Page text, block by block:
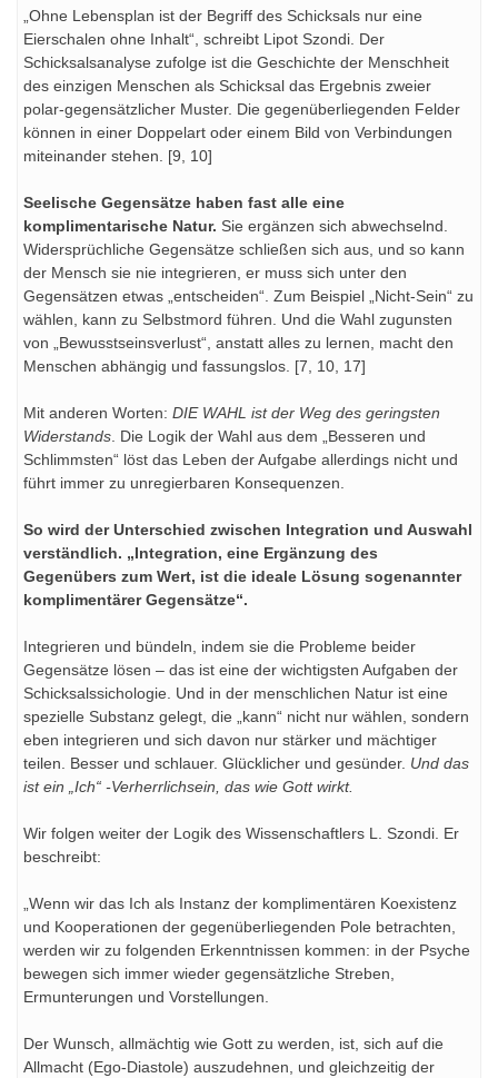
„Ohne Lebensplan ist der Begriff des Schicksals nur eine
Eierschalen ohne Inhalt“, schreibt Lipot Szondi. Der
Schicksalsanalyse zufolge ist die Geschichte der Menschheit
des einzigen Menschen als Schicksal das Ergebnis zweier
polar-gegensätzlicher Muster. Die gegenüberliegenden Felder
können in einer Doppelart oder einem Bild von Verbindungen
miteinander stehen. [9, 10]
Seelische Gegensätze haben fast alle eine
komplimentarische Natur. Sie ergänzen sich abwechselnd.
Widersprüchliche Gegensätze schließen sich aus, und so kann
der Mensch sie nie integrieren, er muss sich unter den
Gegensätzen etwas „entscheiden“. Zum Beispiel „Nicht-Sein“ zu
wählen, kann zu Selbstmord führen. Und die Wahl zugunsten
von „Bewusstseinsverlust“, anstatt alles zu lernen, macht den
Menschen abhängig und fassungslos. [7, 10, 17]
Mit anderen Worten: DIE WAHL ist der Weg des geringsten
Widerstands. Die Logik der Wahl aus dem „Besseren und
Schlimmsten“ löst das Leben der Aufgabe allerdings nicht und
führt immer zu unregierbaren Konsequenzen.
So wird der Unterschied zwischen Integration und Auswahl
verständlich. „Integration, eine Ergänzung des
Gegenübers zum Wert, ist die ideale Lösung sogenannter
komplimentärer Gegensätze“.
Integrieren und bündeln, indem sie die Probleme beider
Gegensätze lösen – das ist eine der wichtigsten Aufgaben der
Schicksalssichologie. Und in der menschlichen Natur ist eine
spezielle Substanz gelegt, die „kann“ nicht nur wählen, sondern
eben integrieren und sich davon nur stärker und mächtiger
teilen. Besser und schlauer. Glücklicher und gesünder. Und das
ist ein „Ich“ -Verherrlichsein, das wie Gott wirkt.
Wir folgen weiter der Logik des Wissenschaftlers L. Szondi. Er
beschreibt:
„Wenn wir das Ich als Instanz der komplimentären Koexistenz
und Kooperationen der gegenüberliegenden Pole betrachten,
werden wir zu folgenden Erkenntnissen kommen: in der Psyche
bewegen sich immer wieder gegensätzliche Streben,
Ermunterungen und Vorstellungen.
Der Wunsch, allmächtig wie Gott zu werden, ist, sich auf die
Allmacht (Ego-Diastole) auszudehnen, und gleichzeitig der